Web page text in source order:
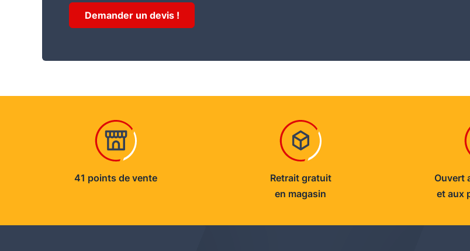
Demander un devis !
41 points de vente
Retrait gratuit
en magasin
Ouvert
et aux